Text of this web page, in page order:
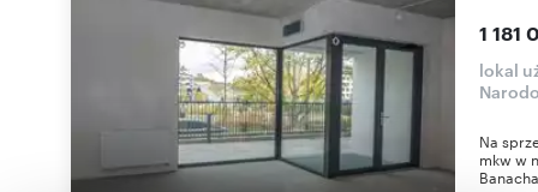
1 181
lokal
Na
mkw w